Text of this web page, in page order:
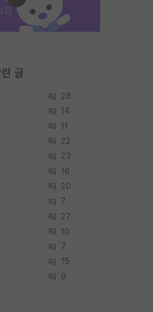
글
28
14
11
22
23
16
20
7
27
10
7
15
9